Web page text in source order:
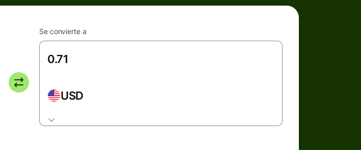
Se convierte a
USD